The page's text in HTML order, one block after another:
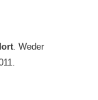
. Weder